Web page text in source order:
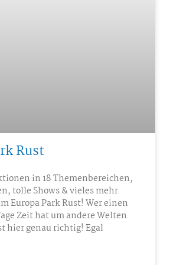
Rust
in 18 Themenbereichen,
tolle Shows & vieles mehr
Europa Park Rust! Wer einen
Zeit hat um andere Welten
hier genau richtig! Egal